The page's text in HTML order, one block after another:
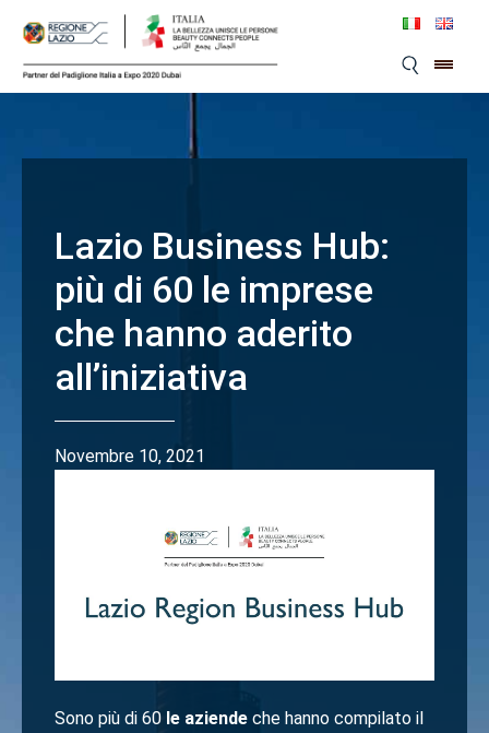
content
Lazio Business Hub:
più di 60 le imprese
che hanno aderito
all’iniziativa
Novembre 10, 2021
Sono più di 60 le aziende che hanno compilato il